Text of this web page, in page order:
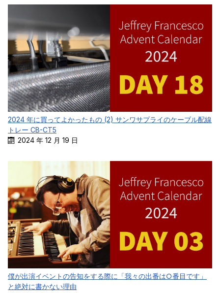
2024 年に買ってよかったもの (2) サンワサプライのケーブル配線
トレー CB-CT5
2024 年 12 月 19 日
僕が出演イベントの告知をする際に「我々の出番は○番目です」
と絶対に書かない理由